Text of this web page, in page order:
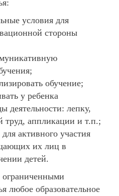
условия для
стороны
обучение;
у ребенка
деятельности: лепку,
труд, аппликации и т.п.;
активного участия
их лиц в
детей.
любое образовательное